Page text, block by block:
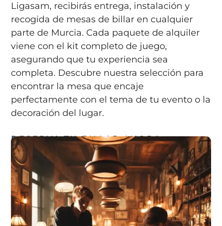
Ligasam, recibirás entrega, instalación y
recogida de mesas de billar en cualquier
parte de Murcia. Cada paquete de alquiler
viene con el kit completo de juego,
asegurando que tu experiencia sea
completa. Descubre nuestra selección para
encontrar la mesa que encaje
perfectamente con el tema de tu evento o la
decoración del lugar.
RESERVA TU BILLAR AHORA